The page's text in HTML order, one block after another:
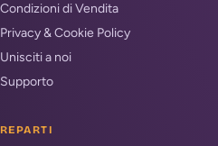
Condizioni di Vendita
Privacy & Cookie Policy
Unisciti a noi
Supporto
REPARTI